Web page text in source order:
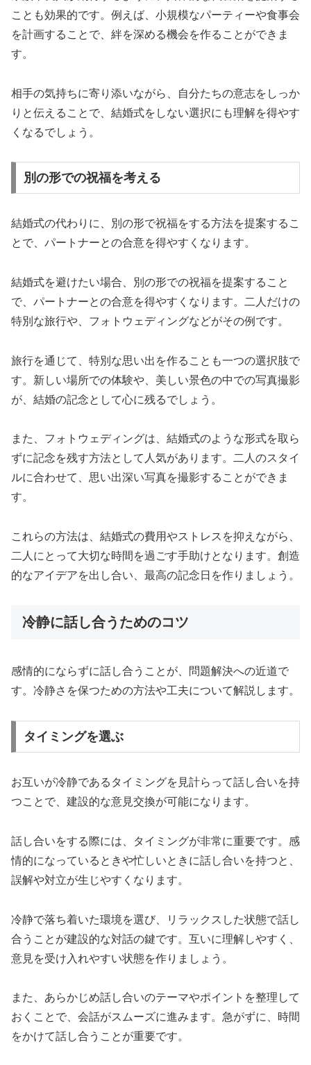
ことも効果的です。例えば、小規模なパーティーや食事会
を計画することで、絆を深める機会を作ることができま
す。
相手の気持ちに寄り添いながら、自分たちの意志をしっか
りと伝えることで、結婚式をしない選択にも理解を得やす
くなるでしょう。
別の形での祝福を考える
結婚式の代わりに、別の形で祝福をする方法を提案するこ
とで、パートナーとの合意を得やすくなります。
結婚式を避けたい場合、別の形での祝福を提案すること
で、パートナーとの合意を得やすくなります。二人だけの
特別な旅行や、フォトウェディングなどがその例です。
旅行を通じて、特別な思い出を作ることも一つの選択肢で
す。新しい場所での体験や、美しい景色の中での写真撮影
が、結婚の記念として心に残るでしょう。
また、フォトウェディングは、結婚式のような形式を取ら
ずに記念を残す方法として人気があります。二人のスタイ
ルに合わせて、思い出深い写真を撮影することができま
す。
これらの方法は、結婚式の費用やストレスを抑えながら、
二人にとって大切な時間を過ごす手助けとなります。創造
的なアイデアを出し合い、最高の記念日を作りましょう。
冷静に話し合うためのコツ
感情的にならずに話し合うことが、問題解決への近道で
す。冷静さを保つための方法や工夫について解説します。
タイミングを選ぶ
お互いが冷静であるタイミングを見計らって話し合いを持
つことで、建設的な意見交換が可能になります。
話し合いをする際には、タイミングが非常に重要です。感
情的になっているときや忙しいときに話し合いを持つと、
誤解や対立が生じやすくなります。
冷静で落ち着いた環境を選び、リラックスした状態で話し
合うことが建設的な対話の鍵です。互いに理解しやすく、
意見を受け入れやすい状態を作りましょう。
また、あらかじめ話し合いのテーマやポイントを整理して
おくことで、会話がスムーズに進みます。急がずに、時間
をかけて話し合うことが重要です。